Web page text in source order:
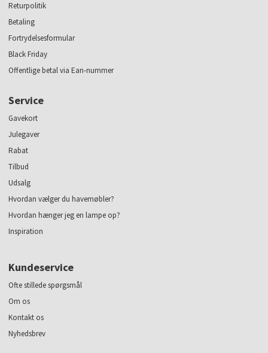
Returpolitik
Betaling
Fortrydelsesformular
Black Friday
Offentlige betal via Ean-nummer
Service
Gavekort
Julegaver
Rabat
Tilbud
Udsalg
Hvordan vælger du havemøbler?
Hvordan hænger jeg en lampe op?
Inspiration
Kundeservice
Ofte stillede spørgsmål
Om os
Kontakt os
Nyhedsbrev